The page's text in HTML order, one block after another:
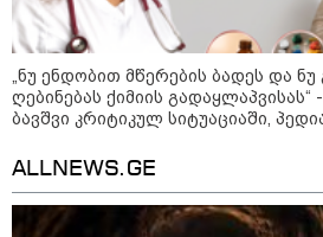
10:02 / 09-
"ქართული
უწყობს
„ნუ ენდობით მწერების ბადეს და
ღებინებას ქიმიის
ბავშვი კრიტიკულ სიტუაციაში,
ALLNEWS.GE